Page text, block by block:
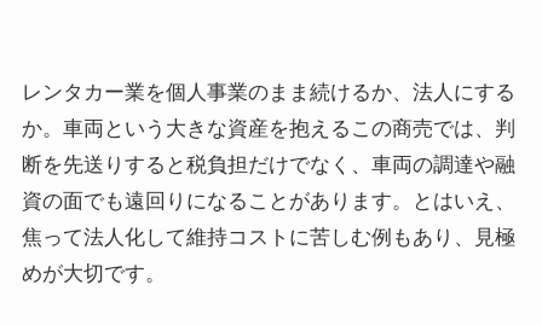
レンタカー業を個人事業のまま続けるか、法人にする
か。車両という大きな資産を抱えるこの商売では、判
断を先送りすると税負担だけでなく、車両の調達や融
資の面でも遠回りになることがあります。とはいえ、
焦って法人化して維持コストに苦しむ例もあり、見極
めが大切です。